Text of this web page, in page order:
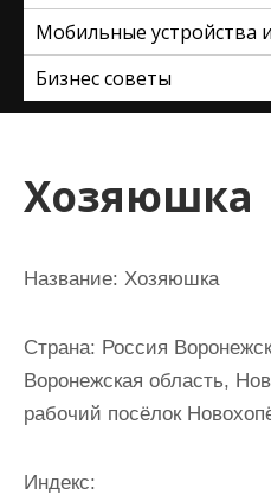
Мобильные устройства
Бизнес советы
Хозяюшка
Название: Хозяюшка
Страна: Россия
Воронежская область,
рабочий посёлок
Индекс: